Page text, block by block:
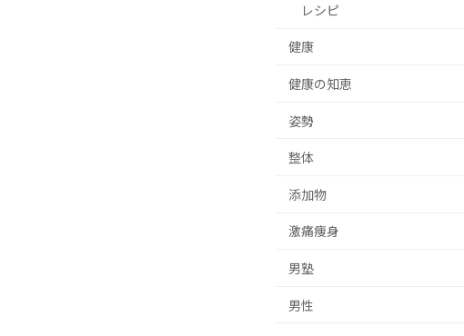
レシピ
健康
健康の知恵
姿勢
整体
添加物
激痛痩身
男塾
男性